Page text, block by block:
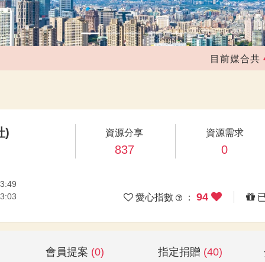
目前媒合共 41,252
) 資源分享
837
資源需求
0
愛心指數 ： 94
會員提案 (0) 指定捐贈 (40)